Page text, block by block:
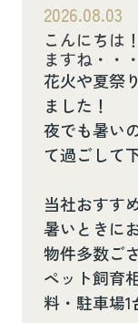
2026.08.03
こんにちは
ますね・・・
花火や夏祭
ました！
夜でも暑い
て過ごして
当社おすす
暑いときに
物件多数ご
ペット飼育
料・駐車場1